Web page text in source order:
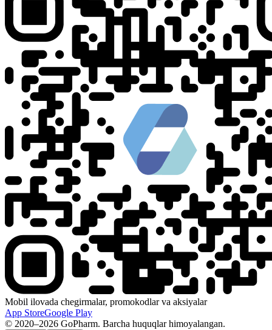
Mobil ilovada chegirmalar, promokodlar va aksiyalar
App StoreGoogle Play
© 2020–2026 GoPharm. Barcha huquqlar himoyalangan.